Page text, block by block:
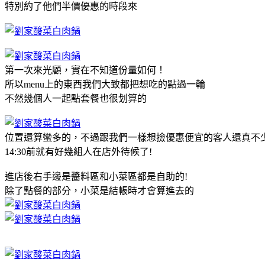
特別約了他們半價優惠的時段來
第一次來光顧，實在不知道份量如何！
所以menu上的東西我們大致都把想吃的點過一輪
不然幾個人一起點套餐也很划算的
位置還算蠻多的，不過跟我們一樣想撿優惠便宜的客人還真不
14:30前就有好幾組人在店外待候了!
進店後右手邊是醬料區和小菜區都是自助的!
除了點餐的部分，小菜是結帳時才會算進去的